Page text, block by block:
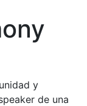
y
de una